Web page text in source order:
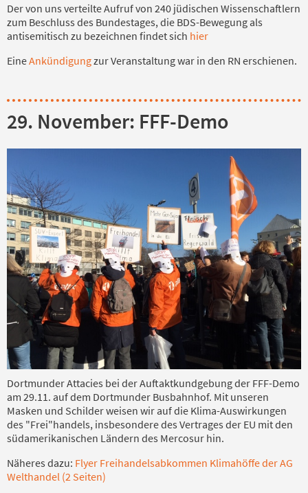
Der von uns verteilte Aufruf von 240 jüdischen Wissenschaftlern
zum Beschluss des Bundestages, die BDS-Bewegung als
antisemitisch zu bezeichnen findet sich hier
EineAnkündigungzur Veranstaltung war in den RN erschienen.
29. November: FFF-Demo
Dortmunder Attacies bei der Auftaktkundgebung der FFF-Demo
am 29.11. auf dem Dortmunder Busbahnhof. Mit unseren
Masken und Schilder weisen wir auf die Klima-Auswirkungen
des "Frei"handels, insbesondere des Vertrages der EU mit den
südamerikanischen Ländern des Mercosur hin.
Näheres dazu: Flyer Freihandelsabkommen Klimahöffe der AG
Welthandel (2 Seiten)